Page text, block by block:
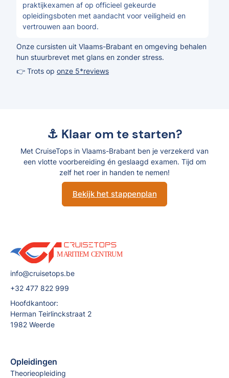
praktijkexamen af op officieel gekeurde
opleidingsboten met aandacht voor veiligheid en
vertrouwen aan boord.
Onze cursisten uit Vlaams-Brabant en omgeving behalen
hun stuurbrevet met glans en zonder stress.
👉 Trots op onze 5*reviews
⚓ Klaar om te starten?
Met CruiseTops in Vlaams-Brabant ben je verzekerd van
een vlotte voorbereiding én geslaagd examen. Tijd om
zelf het roer in handen te nemen!
Bekijk het stappenplan
info@cruisetops.be
+32 477 822 999
Hoofdkantoor:
Herman Teirlinckstraat 2
1982 Weerde
Opleidingen
Theorieopleiding